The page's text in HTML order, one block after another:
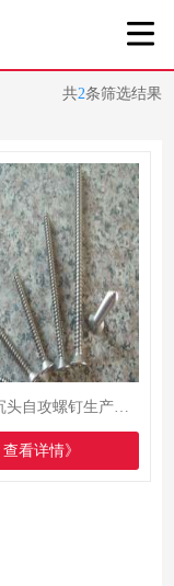
共2条筛选结果
不锈钢沉头自攻螺钉生产厂家 不锈钢沉头自攻螺钉厂家报价
查看详情》